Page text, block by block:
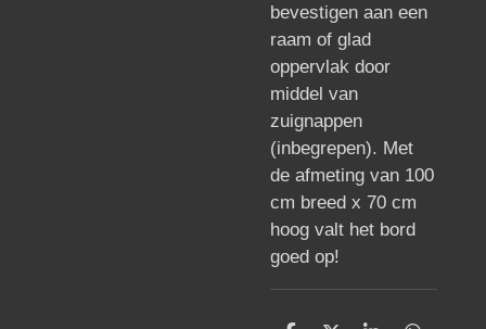
bevestigen aan een
raam of glad
oppervlak door
middel van
zuignappen
(inbegrepen). Met
de afmeting van 100
cm breed x 70 cm
hoog valt het bord
goed op!